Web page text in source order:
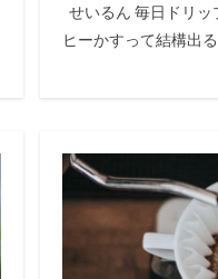
せいるん 毎日ドリ
ヒーかすって結構出